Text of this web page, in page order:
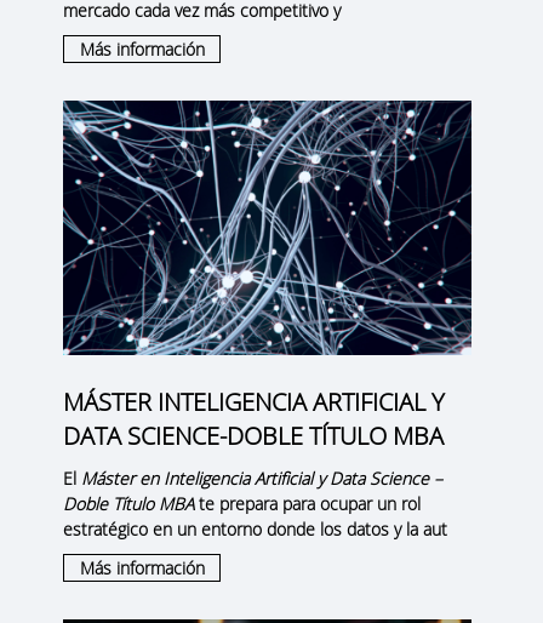
mercado cada vez más competitivo y
Más información
MÁSTER INTELIGENCIA ARTIFICIAL Y
DATA SCIENCE-DOBLE TÍTULO MBA
El Máster en Inteligencia Artificial y Data Science –
Doble Título MBAte prepara para ocupar un rol
estratégico en un entorno donde los datos y la aut
Más información